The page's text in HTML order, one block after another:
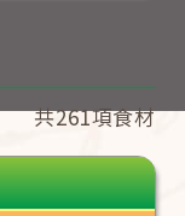
共261項食材